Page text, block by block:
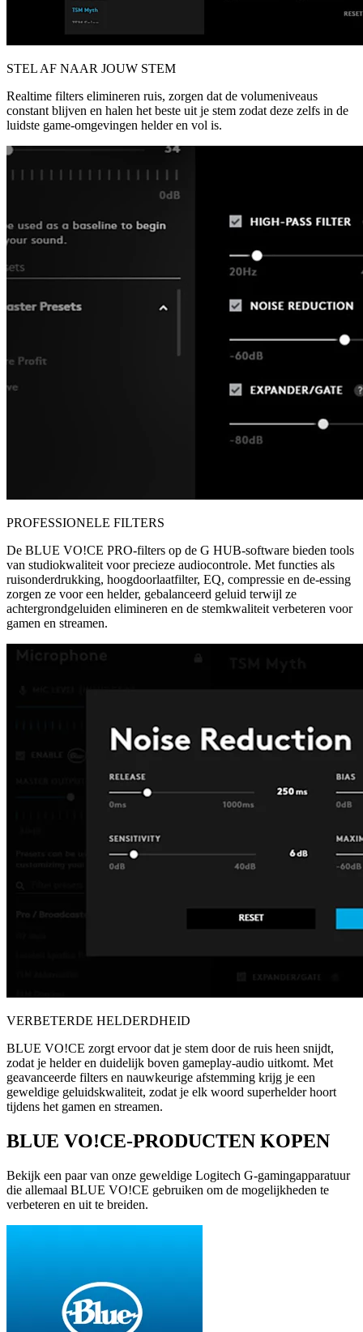
STEL AF NAAR JOUW STEM
Realtime filters elimineren ruis, zorgen dat de volumeniveaus
constant blijven en halen het beste uit je stem zodat deze zelfs in de
luidste game-omgevingen helder en vol is.
PROFESSIONELE FILTERS
De BLUE VO!CE PRO-filters op de G HUB-software bieden tools
van studiokwaliteit voor precieze audiocontrole. Met functies als
ruisonderdrukking, hoogdoorlaatfilter, EQ, compressie en de-essing
zorgen ze voor een helder, gebalanceerd geluid terwijl ze
achtergrondgeluiden elimineren en de stemkwaliteit verbeteren voor
gamen en streamen.
VERBETERDE HELDERDHEID
BLUE VO!CE zorgt ervoor dat je stem door de ruis heen snijdt,
zodat je helder en duidelijk boven gameplay-audio uitkomt. Met
geavanceerde filters en nauwkeurige afstemming krijg je een
geweldige geluidskwaliteit, zodat je elk woord superhelder hoort
tijdens het gamen en streamen.
BLUE VO!CE-PRODUCTEN KOPEN
Bekijk een paar van onze geweldige Logitech G-gamingapparatuur
die allemaal BLUE VO!CE gebruiken om de mogelijkheden te
verbeteren en uit te breiden.